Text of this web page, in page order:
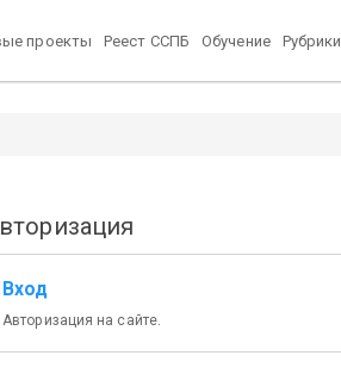
проекты Реест ССПБ Обучение Рубрики
Вход
Авторизация на сайте.